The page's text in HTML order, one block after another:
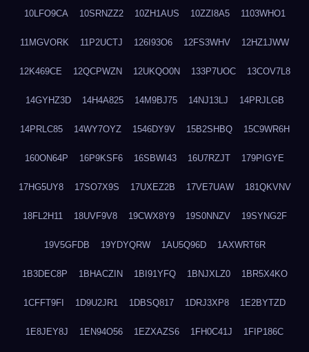
10LFO9CA 10SRNZZ2 10ZH1AUS 10ZZI8A5 1103WHO1
11MGVORK 11P2UCTJ 126I93O6 12FS3WHV 12HZ1JWW
12K469CE 12QCPWZN 12UKQO0N 133P7UOC 13COV7L8
14GYHZ3D 14H4A825 14M9BJ75 14NJ13LJ 14PRJLGB
14PRLC85 14WY7OYZ 1546DY9V 15B2SHBQ 15C9WR6H
160ON64P 16P9KSF6 16SBWI43 16U7RZJT 179PIGYE
17HG5UY8 17SO7X9S 17UXEZ2B 17VE7UAW 181QKVNV
18FL2H11 18UVF9V8 19CWX8Y9 19S0NNZV 19SYNG2F
19V5GFDB 19YDYQRW 1AU5Q96D 1AXWRT6R
1B3DEC8P 1BHACZIN 1BI91YFQ 1BNJXLZ0 1BR5X4KO
1CFFT9FI 1D9U2JR1 1DBSQ817 1DRJ3XP8 1E2BYTZD
1E8JEY8J 1EN94O56 1EZXAZS6 1FH0C41J 1FIP186C